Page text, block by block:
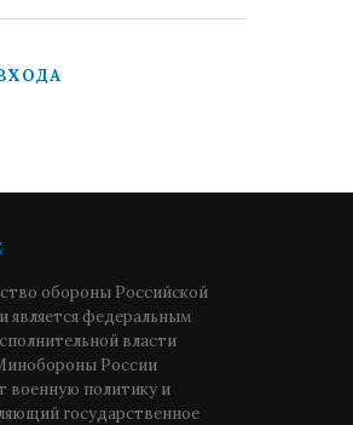
обороны Российской
является федеральным
власти
России
военную политику и
государственное